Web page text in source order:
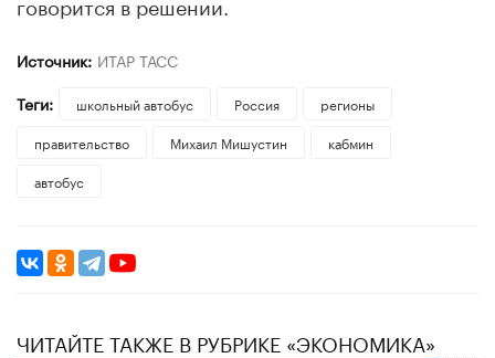
Источник: ИТАР ТАСС
Теги:
школьный автобус Россия
регионы
правительство
Михаил Мишустин
кабмин
автобус
ЧИТАЙТЕ ТАКЖЕ В РУБРИКЕ «ЭКОНОМИКА»